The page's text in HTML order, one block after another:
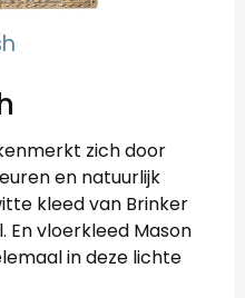
zich door
en natuurlijk
kleed van Brinker
En vloerkleed Mason
in deze lichte